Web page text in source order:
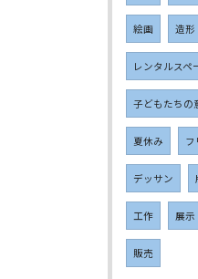
絵画 造形
レンタルスペ
子どもたちの
夏休み フ
デッサン
工作 展示
販売